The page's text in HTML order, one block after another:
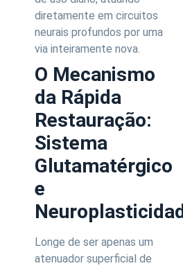
diretamente em circuitos
neurais profundos por uma
via inteiramente nova.
O Mecanismo
da Rápida
Restauração:
Sistema
Glutamatérgico
e
Longe de ser apenas um
atenuador superficial de